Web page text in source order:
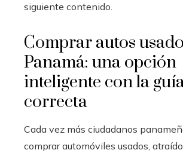
siguiente contenido.
Comprar autos
Panamá: una opción
inteligente con la
correcta
Cada vez más ciudadanos
comprar automóviles usados,